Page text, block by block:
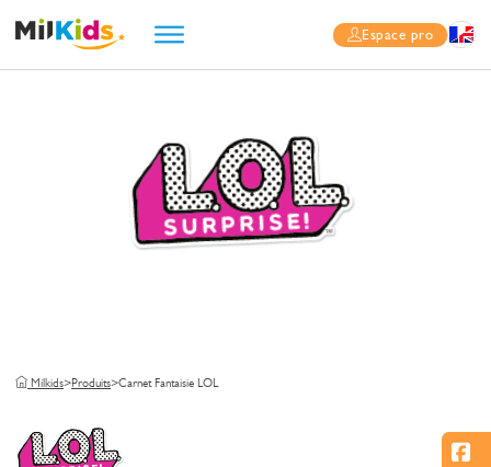
Espace pro
Milkids>Produits>Carnet Fantaisie LOL